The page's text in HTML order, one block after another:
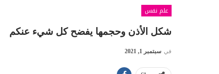
علم نفس
شكل الأذن وحجمها يفضح كل شيء عنكم
في سبتمبر 1, 2021